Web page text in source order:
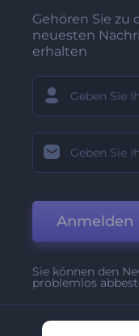
Gehören Sie zu
neuesten
erhalten
Anmelden
Sie können den
problemlos